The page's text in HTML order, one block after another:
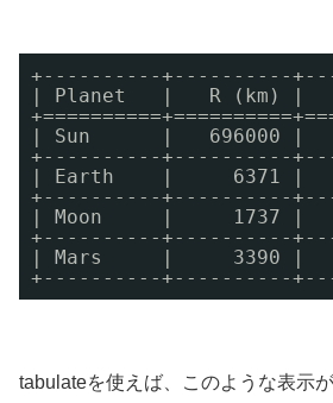
+----------+----------
| Planet   |   R (km) |
| Sun      |   696000 |
+----------+----------
| Earth    |     6371 |
+----------+----------
| Moon     |     1737 |
+----------+----------
| Mars     |     3390 |
+----------+----------
tabulateを使えば、このような表示